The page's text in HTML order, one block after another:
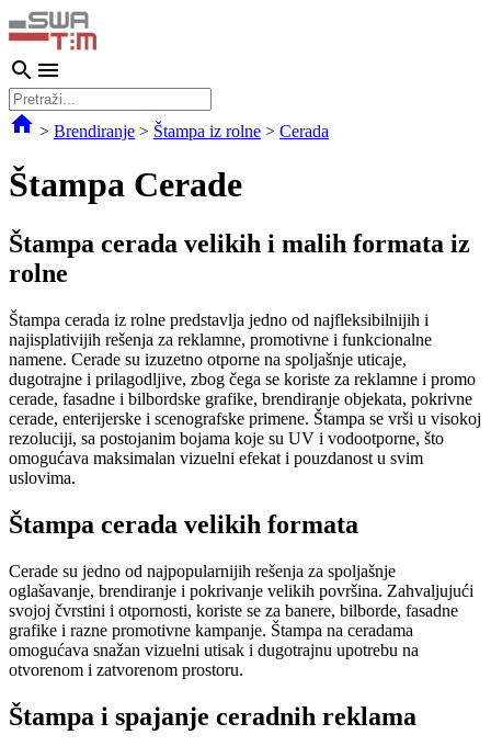
> Brendiranje > Štampa iz rolne > Cerada
Štampa Cerade
Štampa cerada velikih i malih formata iz
rolne
Štampa cerada iz rolne predstavlja jedno od najfleksibilnijih i
najisplativijih rešenja za reklamne, promotivne i funkcionalne
namene. Cerade su izuzetno otporne na spoljašnje uticaje,
dugotrajne i prilagodljive, zbog čega se koriste za reklamne i promo
cerade, fasadne i bilbordske grafike, brendiranje objekata, pokrivne
cerade, enterijerske i scenografske primene. Štampa se vrši u visokoj
rezoluciji, sa postojanim bojama koje su UV i vodootporne, što
omogućava maksimalan vizuelni efekat i pouzdanost u svim
uslovima.
Štampa cerada velikih formata
Cerade su jedno od najpopularnijih rešenja za spoljašnje
oglašavanje, brendiranje i pokrivanje velikih površina. Zahvaljujući
svojoj čvrstini i otpornosti, koriste se za banere, bilborde, fasadne
grafike i razne promotivne kampanje. Štampa na ceradama
omogućava snažan vizuelni utisak i dugotrajnu upotrebu na
otvorenom i zatvorenom prostoru.
Štampa i spajanje ceradnih reklama